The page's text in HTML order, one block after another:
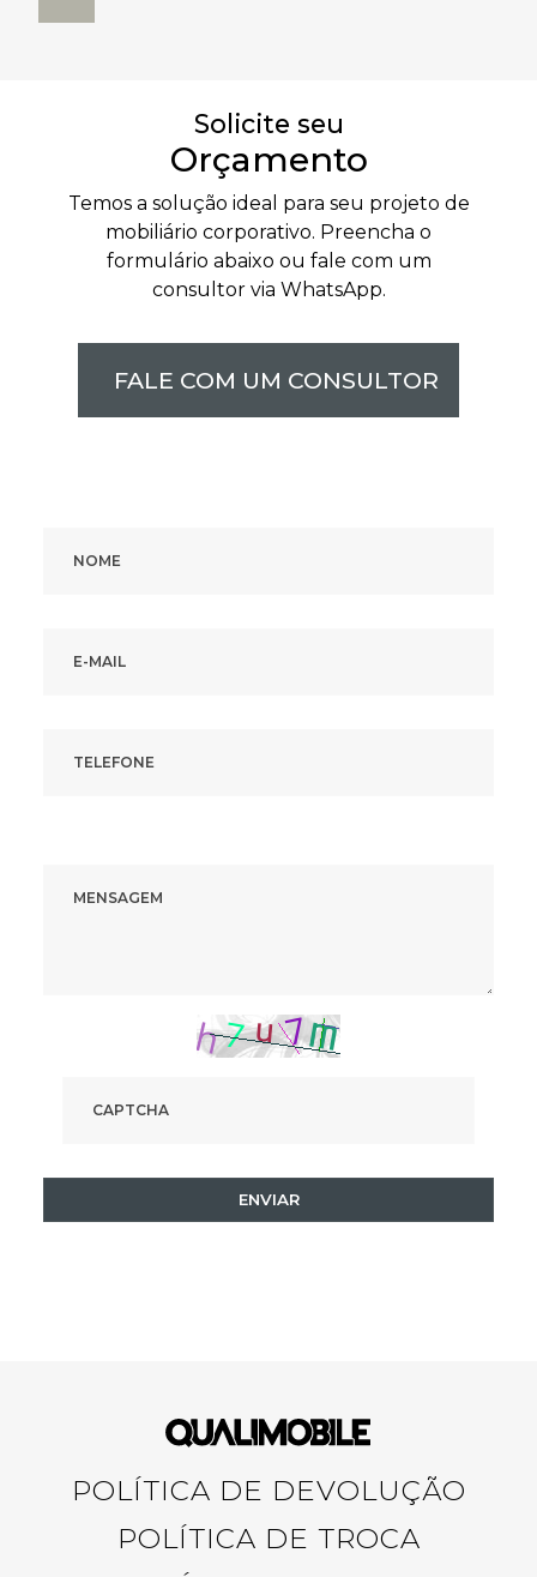
Solicite seu​
Orçamento
Temos a solução ideal para seu projeto de
mobiliário corporativo. Preencha o
formulário abaixo ou fale com um
consultor via WhatsApp.
FALE COM UM CONSULTOR
ENVIAR
POLÍTICA DE DEVOLUÇÃO
POLÍTICA DE TROCA